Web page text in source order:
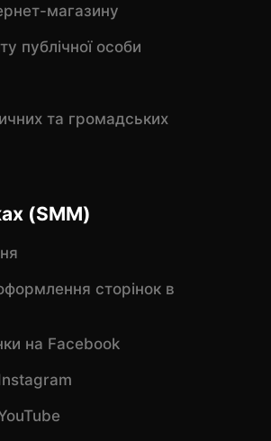
магазину
публічної особи
та громадських
(SMM)
сторінок в
на Facebook